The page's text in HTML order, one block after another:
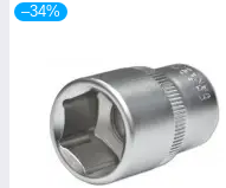
–34%